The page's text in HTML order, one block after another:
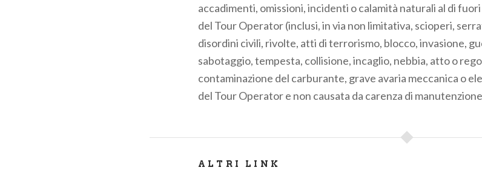
accadimenti, omissioni, incidenti o calamità naturali al di
del Tour Operator (inclusi, in via non limitativa, scioperi,
disordini civili, rivolte, atti di terrorismo, blocco, invasione,
sabotaggio, tempesta, collisione, incaglio, nebbia, atto o
contaminazione del carburante, grave avaria meccanica o
del Tour Operator e non causata da carenza di
ALTRI LINK